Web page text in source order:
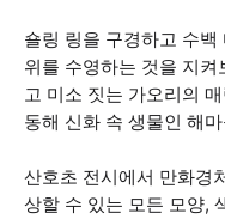
숄링 링을 구경하고 수
위를 수영하는 것을 지
고 미소 짓는 가오리의
동해 신화 속 생물인 해
산호초 전시에서 만화경
상할 수 있는 모든 모양,